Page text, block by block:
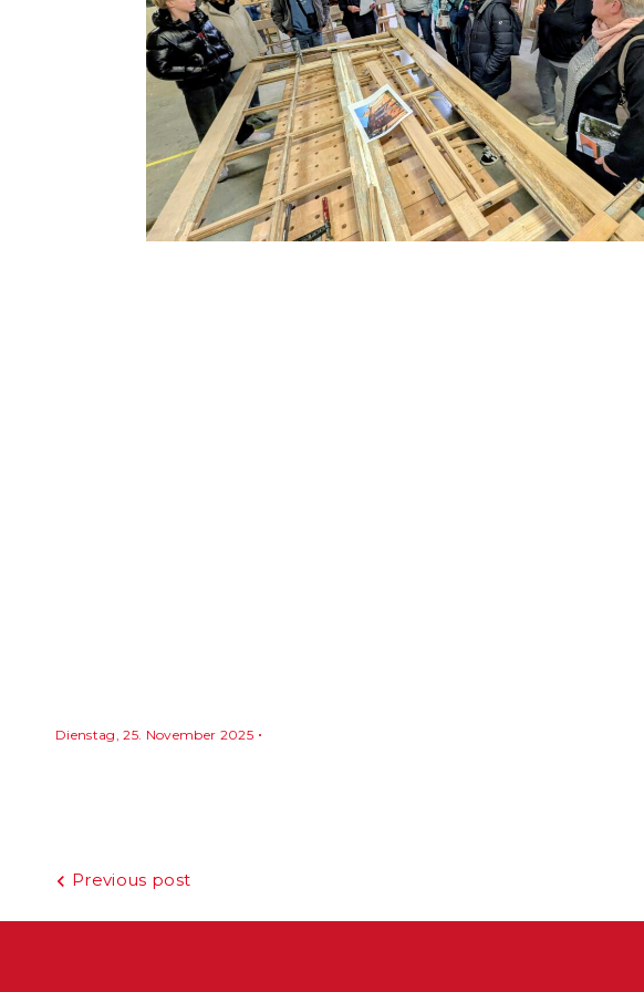
Dienstag, 25. November 2025
Beitragsnavigation
Previous post